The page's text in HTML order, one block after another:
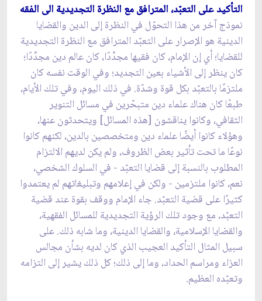
التأكيد على التعبّد، المترافق مع النظرة التجديدية الى الفقه
نموذج آخر من هذا التحوّل في النظرة إلى الدين والقضايا
الدينية هو الإصرار على التعبّد المترافق مع النظرة التجديدية
للقضايا؛ أي إن الإمام، كان فقيها مجدِّدًا، كان عالم دين مجدِّدًا؛
كان ينظر إلى الأشياء بعين التجديد؛ وفي الوقت نفسه كان
ملتزمًا بالتعبّد بکل قوة وشدّة. في ذلك اليوم، وفي تلك الأيام،
طبعًا كان هناك علماء دين متبحّرين في مسائل التنوير
الثقافي، وكانوا يناقشون [هذه المسائل] ويتحدثون عنها،
وهؤلاء كانوا أيضًا علماء دين ومتخصصين بالدين، لكنهم كانوا
نوعًا ما تحت تأثير بعض الظروف، ولم يكن لديهم الالتزام
المطلوب بالنسبة إلى قضايا التعبّد - في السلوك الشخصي،
نعم، كانوا ملتزمين - ولكن في إعلامهم وتبليغاتهم لم يعتمدوا
كثيرًا على قضية التعبّد. جاء الإمام ووقف بقوة عند قضية
التعبّد، مع وجود تلك الرؤية التجديدية للمسائل الفقهية،
والقضايا الإسلامية، والقضايا الدينية، وما شابه ذلك. على
سبيل المثال التأكيد العجيب الذي كان لديه بشأن مجالس
العزاء ومراسم الحداد، وما إلى ذلك؛ كل ذلك يشير إلى التزامه
وتعبّده العظيم.